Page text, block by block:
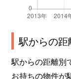
駅からの
駅からの距離別
お持ちの物件が